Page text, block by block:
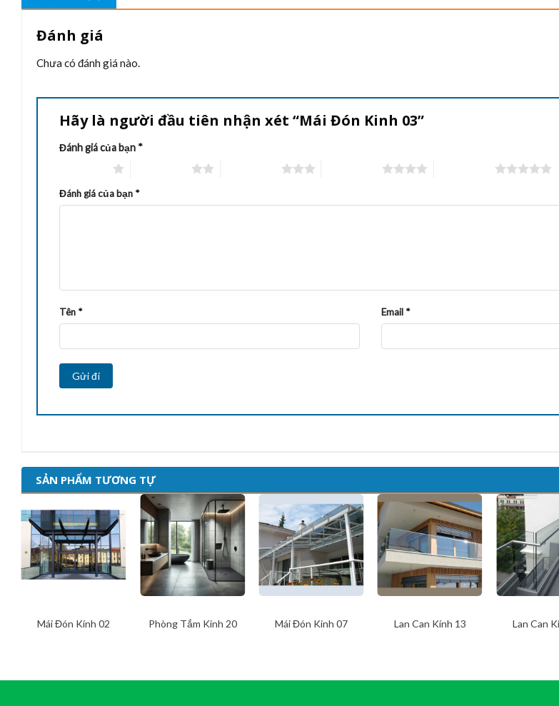
Đánh giá
Chưa có đánh giá nào.
Hãy là người đầu tiên nhận xét “Mái Đón Kinh 03”
Đánh giá của bạn *
Đánh giá của bạn *
Tên * Email *
SẢN PHẨM TƯƠNG TỰ
Mái Đón Kính 02 Phòng Tắm Kinh 20 Mái Đón Kinh 07 Lan Can Kính 13 Lan Can